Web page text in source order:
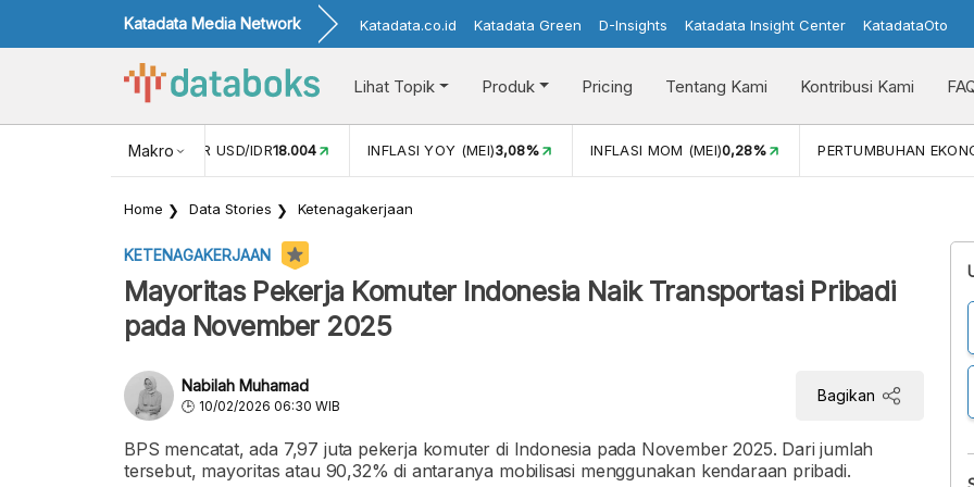
Katadata Media Network Katadata.co.id Katadata Green D-Insights Katadata Insight Center KatadataOto
Lihat Topik Produk Pricing Tentang Kami Kontribusi Kami
Makro
NILAI TUKAR USD/IDR18.004 INFLASI YOY (MEI)3,08% INFLASI MOM (MEI)0,28% PERTUMBUHAN
Home Data Stories Ketenagakerjaan
KETENAGAKERJAAN
Mayoritas Pekerja Komuter Indonesia Naik Transportasi Pribadi
pada November 2025
Nabilah Muhamad
10/02/2026 06:30 WIB
Bagikan
BPS mencatat, ada 7,97 juta pekerja komuter di Indonesia pada November 2025. Dari jumlah
tersebut, mayoritas atau 90,32% di antaranya mobilisasi menggunakan kendaraan pribadi.